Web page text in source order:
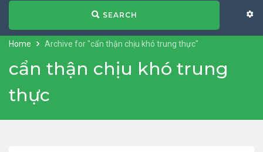
SEARCH
Home Archive for "cẩn thận chịu khó trung thực"
cẩn thận chịu khó trung
thực